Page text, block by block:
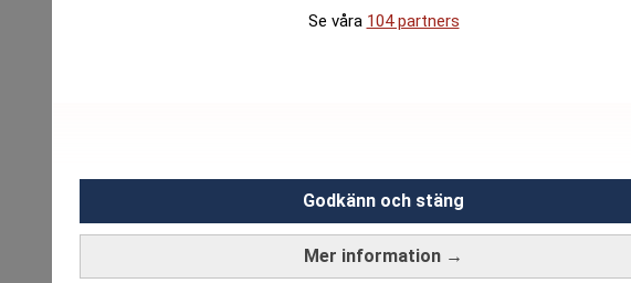
Se våra 104 partners
Mer information →
Godkänn och stäng